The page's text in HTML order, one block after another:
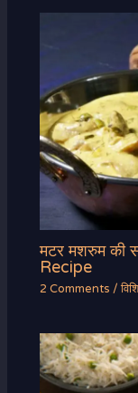
मटर मशरुम की
Recipe
2 Comments /